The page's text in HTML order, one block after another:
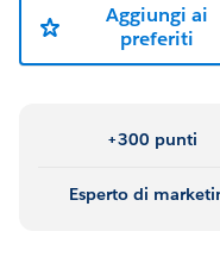
Aggiungi ai
preferiti
+300 punti
Esperto di